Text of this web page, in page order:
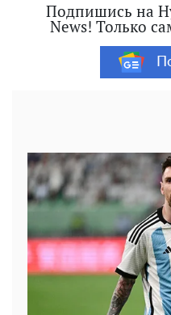
Подпишись на
News! Только